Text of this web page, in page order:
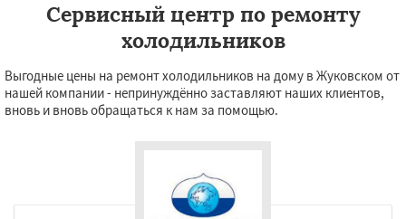
Сервисный центр по ремонту
холодильников
Выгодные цены на ремонт холодильников на дому в Жуковском от
нашей компании - непринуждённо заставляют наших клиентов,
вновь и вновь обращаться к нам за помощью.